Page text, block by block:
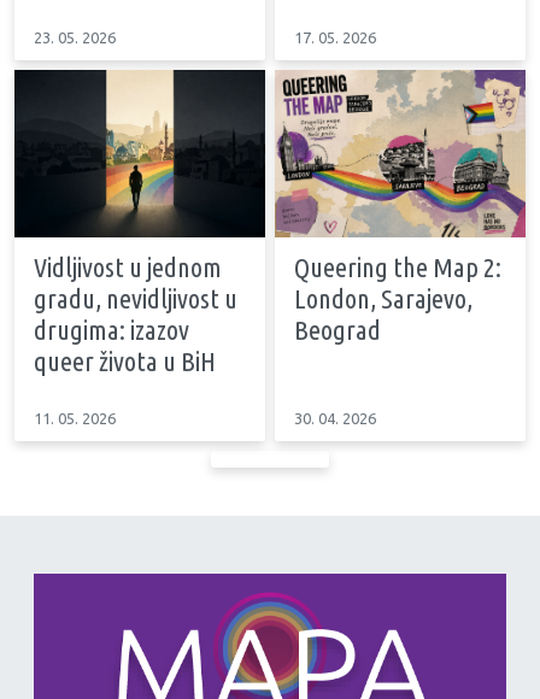
23. 05. 2026 17. 05. 2026
Vidljivost u jednom
gradu, nevidljivost u
drugima: izazov
queer života u BiH
11. 05. 2026
Queering the Map 2:
London, Sarajevo,
Beograd
30. 04. 2026